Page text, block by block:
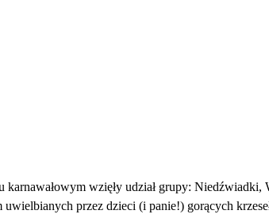
wzięły udział grupy:
przez dzieci (i panie!) gorących